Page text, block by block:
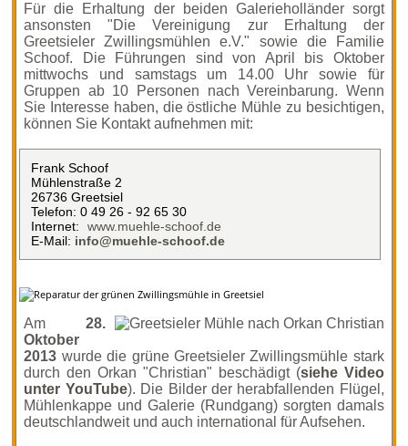
Für die Erhaltung der beiden Galerieholländer sorgt
ansonsten "Die Vereinigung zur Erhaltung der
Greetsieler Zwillingsmühlen e.V." sowie die Familie
Schoof. Die Führungen sind von April bis Oktober
mittwochs und samstags um 14.00 Uhr sowie für
Gruppen ab 10 Personen nach Vereinbarung. Wenn
Sie Interesse haben, die östliche Mühle zu besichtigen,
können Sie Kontakt aufnehmen mit:
Frank Schoof
Mühlenstraße 2
26736 Greetsiel
Telefon: 0 49 26 - 92 65 30
Internet:
www.muehle-schoof.de
E-Mail: info@muehle-schoof.de
Am 28.
Oktober
2013 wurde die grüne Greetsieler Zwillingsmühle stark
durch den Orkan "Christian" beschädigt (siehe Video
unter YouTube). Die Bilder der herabfallenden Flügel,
Mühlenkappe und Galerie (Rundgang) sorgten damals
deutschlandweit und auch international für Aufsehen.